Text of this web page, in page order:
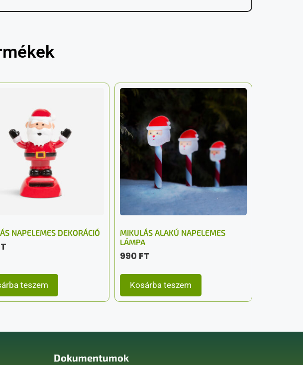
NAPELEMES DEKORÁCIÓ
teszem
MIKULÁS ALAKÚ NAPELEMES
LÁMPA
990 FT
Kosárba teszem
Dokumentumok